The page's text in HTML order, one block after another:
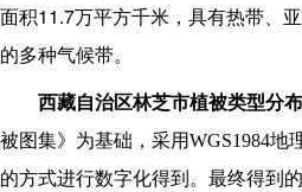
面积11.7万平方千米，具有热带、
的多种气候带。
西藏自治区林芝市植被类型分布
被图集》为基础，采用WGS1984地
的方式进行数字化得到。最终得到